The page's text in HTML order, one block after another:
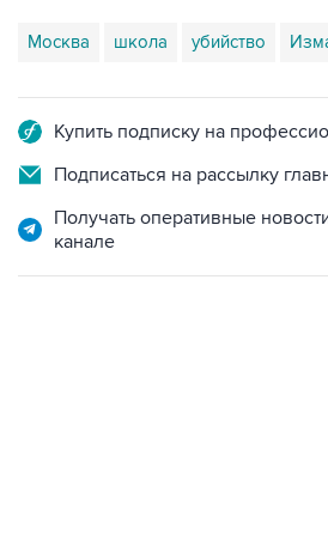
Москва школа убийство
Купить подписку на
Подписаться на рассылку
Получать оперативные
канале